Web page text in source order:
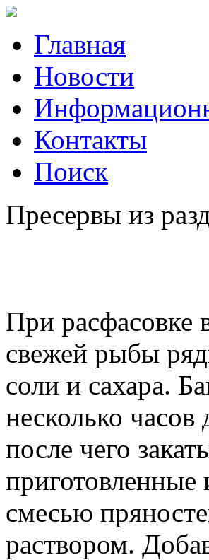
Главная
Новости
Контакты
Поиск
Пресервы из
При расфасовке
свежей рыбы
соли и сахара.
несколько часов
после чего
приготовленные
смесью
раствором.